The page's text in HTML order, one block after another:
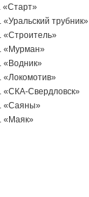
«Старт»
«Уральский трубник»
«Строитель»
«Мурман»
«Водник»
«Локомотив»
«СКА-Свердловск»
«Саяны»
«Маяк»